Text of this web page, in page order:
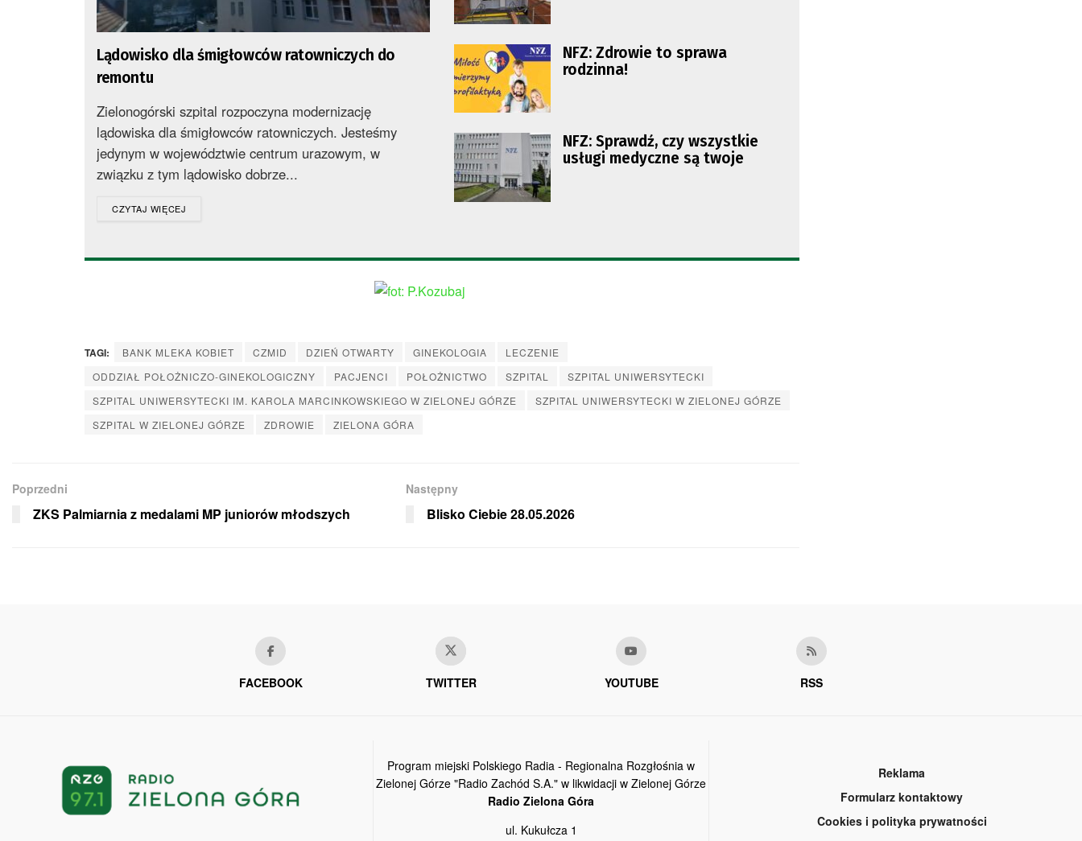
Lądowisko dla śmigłowców ratowniczych do
remontu
Zielonogórski szpital rozpoczyna modernizację
lądowiska dla śmigłowców ratowniczych. Jesteśmy
jedynym w województwie centrum urazowym, w
związku z tym lądowisko dobrze...
CZYTAJ WIĘCEJ
NFZ: Zdrowie to sprawa
rodzinna!
NFZ: Sprawdź, czy wszystkie
usługi medyczne są twoje
TAGI: BANK MLEKA KOBIET CZMID DZIEŃ OTWARTY GINEKOLOGIA
LECZENIE
ODDZIAŁ POŁOŻNICZO-GINEKOLOGICZNY
PACJENCI POŁOŻNICTWO SZPITAL
SZPITAL UNIWERSYTECKI
SZPITAL UNIWERSYTECKI IM. KAROLA MARCINKOWSKIEGO W ZIELONEJ GÓRZE
SZPITAL UNIWERSYTECKI W ZIELONEJ GÓRZE
SZPITAL W ZIELONEJ GÓRZE
ZDROWIE ZIELONA GÓRA
Poprzedni
ZKS Palmiarnia z medalami MP juniorów młodszych
Następny
Blisko Ciebie 28.05.2026
FACEBOOK TWITTER YOUTUBE RSS
Program miejski Polskiego Radia - Regionalna Rozgłośnia w
Zielonej Górze "Radio Zachód S.A." w likwidacji w Zielonej Górze
Radio Zielona Góra
ul. Kukułcza 1
Reklama
Formularz kontaktowy
Cookies i polityka prywatności